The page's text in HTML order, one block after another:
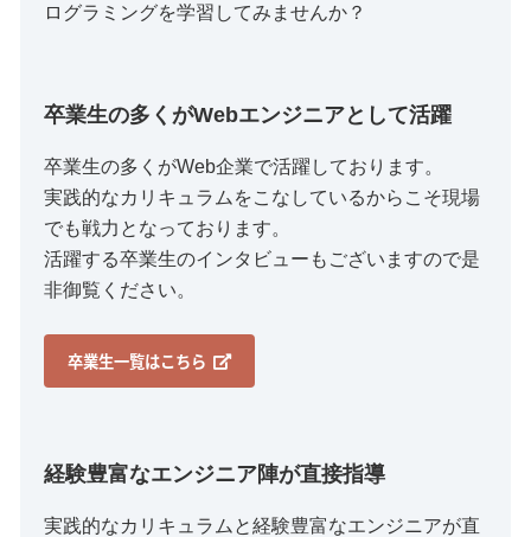
ログラミングを学習してみませんか？
卒業生の多くがWebエンジニアとして活躍
卒業生の多くがWeb企業で活躍しております。
実践的なカリキュラムをこなしているからこそ現場
でも戦力となっております。
活躍する卒業生のインタビューもございますので是
非御覧ください。
卒業生一覧はこちら
経験豊富なエンジニア陣が直接指導
実践的なカリキュラムと経験豊富なエンジニアが直